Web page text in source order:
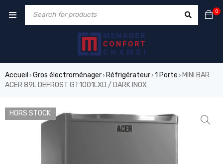
0
Accueil › Gros électroménager› Réfrigérateur› 1 Porte › MINI BAR
ACER 89L DEFROST GT1001LXD / DARK INOX
HORS STOCK